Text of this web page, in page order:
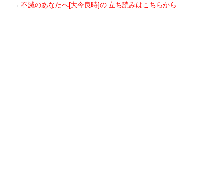
→ 不滅のあなたへ[大今良時]の 立ち読みはこちらから